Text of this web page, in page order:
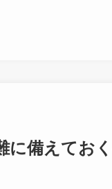
に備えてお